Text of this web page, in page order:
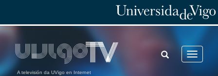
A televisión da UVigo en Internet
Toggle
TOGGLE
SEARCH